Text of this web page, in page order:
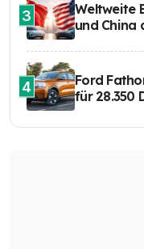
3
Weltweite
und China
4
Ford
für 28.350